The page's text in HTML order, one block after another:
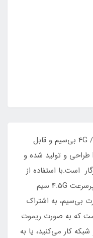
Huawei E5383 یک مودم-روتر 4G /4.5G بی‌سیم و قابل
حمل است که توسط کمپانی Huawei طراحی و تولید شده و
است.با استفاده از
این محصول شما می‌توانید اینترنت پرسرعت 4.5G سیم
به صورت بی‌سیم، به اشتراک
که به صورت ریموت
شبکه کار می‌کنید، یا به